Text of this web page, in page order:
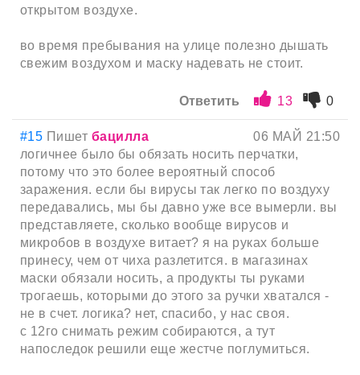
открытом воздухе.
во время пребывания на улице полезно дышать
свежим воздухом и маску надевать не стоит.
Ответить 13 0
#15 Пишет бацилла
06 МАЙ 21:50
логичнее было бы обязать носить перчатки,
потому что это более вероятный способ
заражения. если бы вирусы так легко по воздуху
передавались, мы бы давно уже все вымерли. вы
представляете, сколько вообще вирусов и
микробов в воздухе витает? я на руках больше
принесу, чем от чиха разлетится. в магазинах
маски обязали носить, а продукты ты руками
трогаешь, которыми до этого за ручки хватался -
не в счет. логика? нет, спасибо, у нас своя.
с 12го снимать режим собираются, а тут
напоследок решили еще жестче поглумиться.